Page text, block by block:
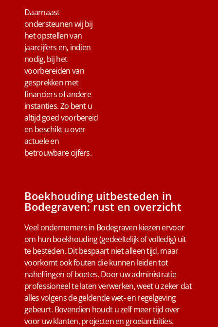
Daarnaast
ondersteunen wij bij
het opstellen van
jaarcijfers en, indien
nodig, bij het
voorbereiden van
gesprekken met
financiers of andere
instanties. Zo bent u
altijd goed voorbereid
en beschikt u over
actuele en
betrouwbare cijfers.
Boekhouding uitbesteden in
Bodegraven: rust en overzicht
Veel ondernemers in Bodegraven kiezen ervoor
om hun boekhouding (gedeeltelijk of volledig) uit
te besteden. Dit bespaart niet alleen tijd, maar
voorkomt ook fouten die kunnen leiden tot
naheffingen of boetes. Door uw administratie
professioneel te laten verwerken, weet u zeker dat
alles volgens de geldende wet- en regelgeving
gebeurt. Bovendien houdt u zelf meer tijd over
voor uw klanten, projecten en groeiambities.